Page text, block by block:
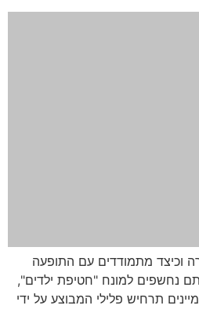
וכיצד מתמודדים עם התופעה
נחשפים למונח "חטיפת ילדים",
תרחיש פלילי המבוצע על ידי